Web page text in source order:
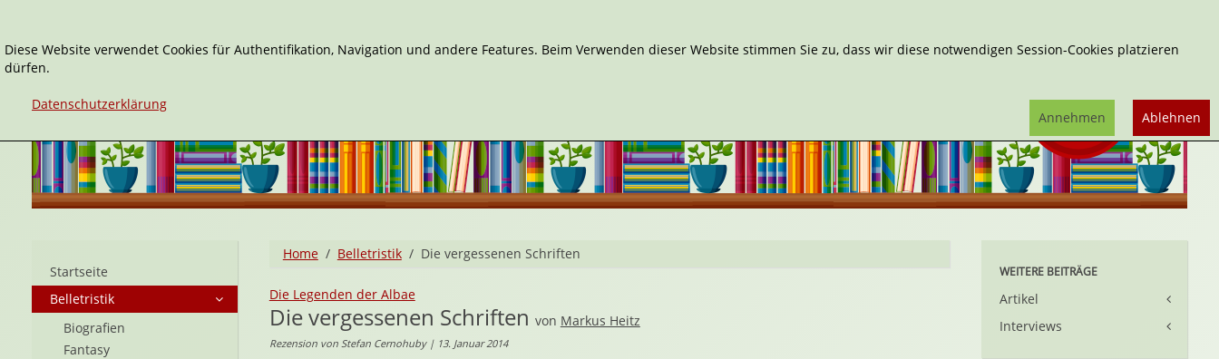
Home Belletristik Die vergessenen Schriften
Die Legenden der Albae
Die vergessenen Schriften von Markus Heitz
Rezension von Stefan Cernohuby | 13. Januar 2014
Startseite
Belletristik
Biografien
Fantasy
WEITERE BEITRÄGE
Artikel
Interviews
Diese Website verwendet Cookies für Authentifikation, Navigation und andere Features. Beim Verwenden dieser Website stimmen Sie zu, dass wir diese notwendigen Session-Cookies platzieren
dürfen.
Datenschutzerklärung
Ablehnen
Annehmen